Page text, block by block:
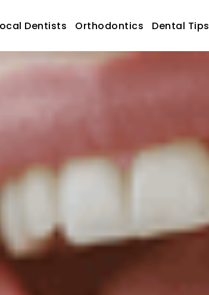
Dentists Orthodontics Dental Tips